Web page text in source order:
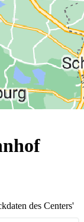
des Centers'